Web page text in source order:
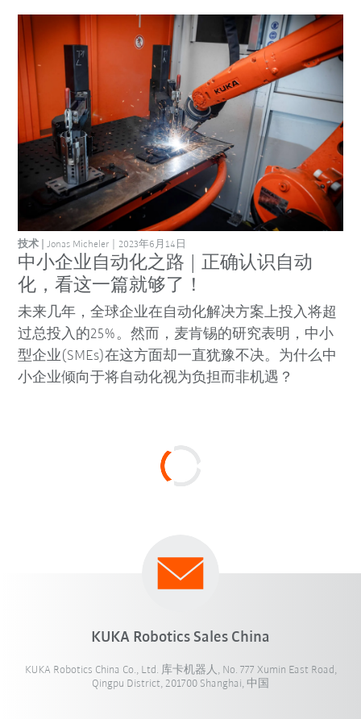
中小企业自动化之路 | 正确认识自动
化，看这一篇就够了！
技术 Jonas Micheler 2023年6月14日
未来几年，全球企业在自动化解决方案上投入将超
过总投入的25%。然而，麦肯锡的研究表明，中小
型企业(SMEs)在这方面却一直犹豫不决。为什么中
小企业倾向于将自动化视为负担而非机遇？
KUKA Robotics Sales China
KUKA Robotics China Co., Ltd. 库卡机器人, No. 777 Xumin East Road,
Qingpu District, 201700 Shanghai, 中国